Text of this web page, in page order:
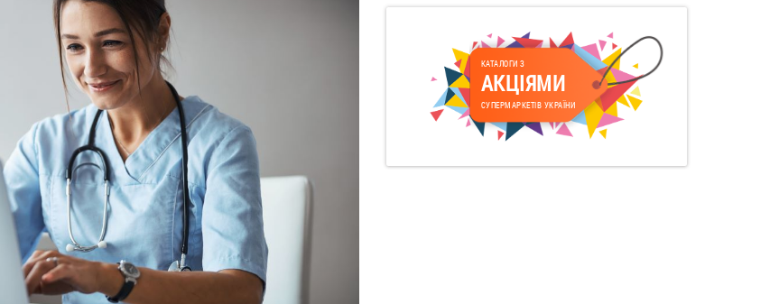
КАТАЛОГИ З
АКЦІЯМИ
СУПЕРМАРКЕТІВ УКРАЇНИ